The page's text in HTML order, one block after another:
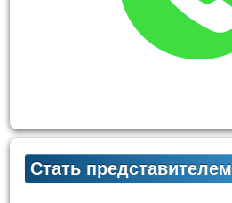
Стать представителем